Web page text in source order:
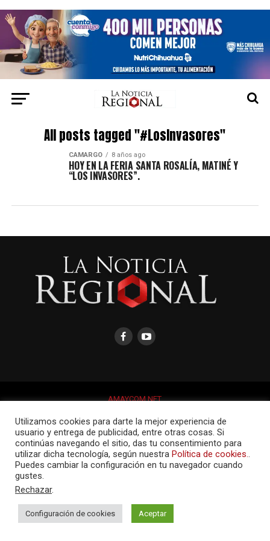
All posts tagged "#LosInvasores"
CAMARGO 8 años ago
HOY EN LA FERIA SANTA ROSALÍA, MATINÉ Y
“LOS INVASORES”.
AMAYCOM.NET
Utilizamos cookies para darte la mejor experiencia de
usuario y entrega de publicidad, entre otras cosas. Si
continúas navegando el sitio, das tu consentimiento para
utilizar dicha tecnología, según nuestra Política de cookies..
Puedes cambiar la configuración en tu navegador cuando
gustes.
Rechazar.
Configuración de cookies Aceptar